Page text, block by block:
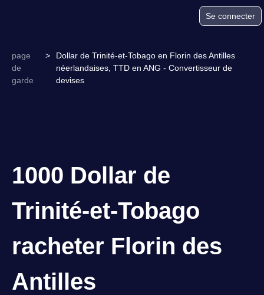
Se connecter
page
de
garde
>
Dollar de Trinité-et-Tobago en Florin des Antilles
néerlandaises, TTD en ANG - Convertisseur de
devises
1000 Dollar de
Trinité-et-Tobago
racheter Florin des
Antilles